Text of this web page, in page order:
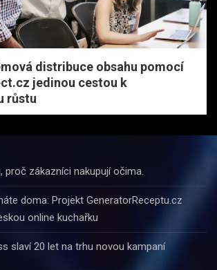
distribuce obsahu pomocí
jedinou cestou k
růstu
proč zákazníci nakupují očima.
doma: Projekt GeneratorReceptu.cz
online kuchařku
slaví 20 let na trhu novou kampaní